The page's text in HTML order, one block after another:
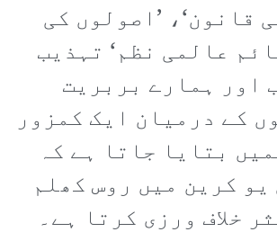
قانون‘، ’اصولوں کی
عالمی نظم‘ تہذیب
اور ہمارے بربریت
کے درمیان ایک کمزور
بتایا جاتا ہے کہ
یو کرین میں روس کھلم
خلاف ورزی کرتا ہے۔